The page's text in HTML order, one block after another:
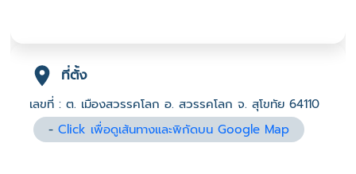
ที่ตั้ง
เลขที่ : ต. เมืองสวรรคโลก อ. สวรรคโลก จ. สุโขทัย 64110
-Click เพื่อดูเส้นทางและพิกัดบน Google Map